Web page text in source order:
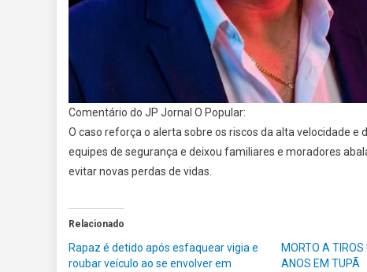
Comentário do JP Jornal O Popular:
O caso reforça o alerta sobre os riscos da alta velocidade
equipes de segurança e deixou familiares e moradores
evitar novas perdas de vidas.
Relacionado
Rapaz é detido após esfaquear vigia e
roubar veículo ao se envolver em
MORTO A
ANOS EM TUPÃ